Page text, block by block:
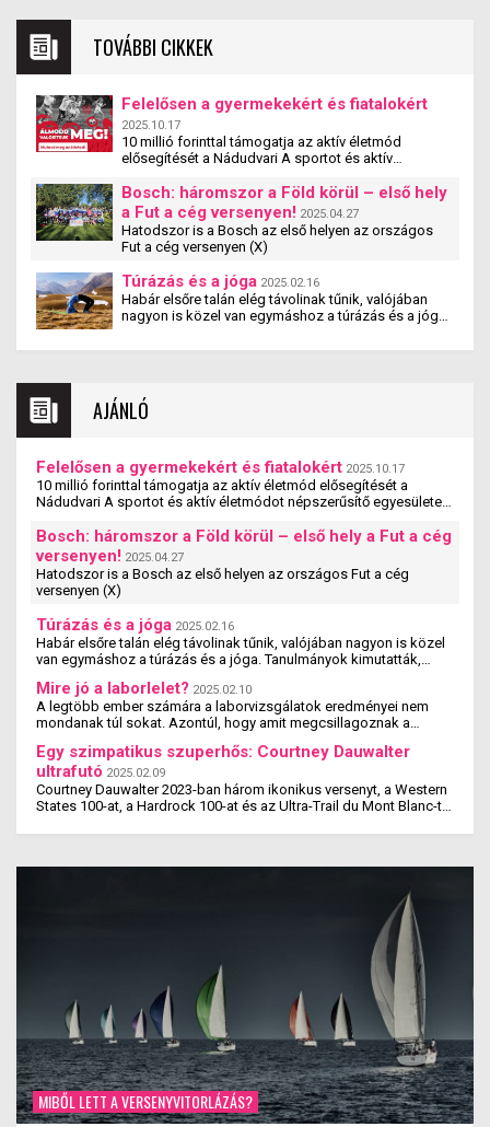
TOVÁBBI CIKKEK
Felelősen a gyermekekért és fiatalokért
2025.10.17
10 millió forinttal támogatja az aktív életmód
elősegítését a Nádudvari A sportot és aktív
iskolák szakmai tevékenységét támogatja a
Nádudvari hamarosan induló pályázata. A
#mitehetünktöbbet pályzat a cég társadalmi
felelősségvállalási programjának új eleme. A
pályázaton olyan magyarországi szervezetek
vehetnek részt, amelyek 5 és 25 év közötti fiatalok
számára biztosítják a rendszeres mozgás,
sportolás lehetőségét – jelentette be Nagy Ádám, a
Nádudvari Élelmiszer Kft. ügyvezető igazgatója.
Bosch: háromszor a Föld körül – első hely
a Fut a cég versenyen! 2025.04.27
Hatodszor is a Bosch az első helyen az országos
Fut a cég versenyen (X)
Túrázás és a jóga 2025.02.16
Habár elsőre talán elég távolinak tűnik, valójában
nagyon is közel van egymáshoz a túrázás és a jóga.
túrázás együtt nemcsak fizikai, hanem mentális
AJÁNLÓ
Felelősen a gyermekekért és fiatalokért 2025.10.17
10 millió forinttal támogatja az aktív életmód elősegítését a
Nádudvari A sportot és aktív életmódot népszerűsítő egyesületek,
Bosch: háromszor a Föld körül – első hely a Fut a cég
versenyen! 2025.04.27
Hatodszor is a Bosch az első helyen az országos Fut a cég
versenyen (X)
Túrázás és a jóga 2025.02.16
Habár elsőre talán elég távolinak tűnik, valójában nagyon is közel
van egymáshoz a túrázás és a jóga. Tanulmányok kimutatták,
Mire jó a laborlelet? 2025.02.10
A legtöbb ember számára a laborvizsgálatok eredményei nem
mondanak túl sokat. Azontúl, hogy amit megcsillagoznak a
Egy szimpatikus szuperhős: Courtney Dauwalter
ultrafutó 2025.02.09
Courtney Dauwalter 2023-ban három ikonikus versenyt, a Western
States 100-at, a Hardrock 100-at és az Ultra-Trail du Mont Blanc-t
MIBŐL LETT A VERSENYVITORLÁZÁS?